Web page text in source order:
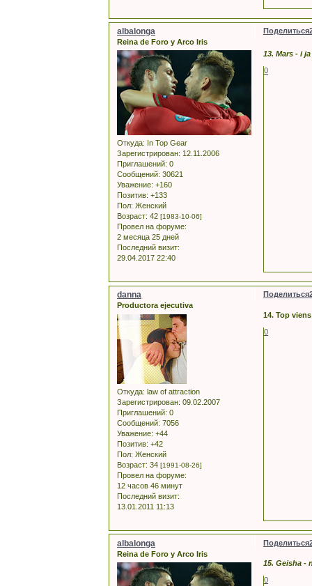
Поделиться
albalonga
Reina de Foro y Arco Iris
Откуда: In Top Gear
Зарегистрирован: 12.11.2006
Приглашений: 0
Сообщений: 30621
Уважение: +160
Позитив: +133
Пол: Женский
Возраст: 42 [1983-10-06]
Провел на форуме:
2 месяца 25 дней
Последний визит:
29.04.2017 22:40
13. Mars - i
0
Поделиться
danna
Productora ejecutiva
Откуда: law of attraction
Зарегистрирован: 09.02.2007
Приглашений: 0
Сообщений: 7056
Уважение: +44
Позитив: +42
Пол: Женский
Возраст: 34 [1991-08-26]
Провел на форуме:
12 часов 46 минут
Последний визит:
13.01.2011 11:13
14. Top
0
Поделиться
albalonga
Reina de Foro y Arco Iris
15. Geisha -
0